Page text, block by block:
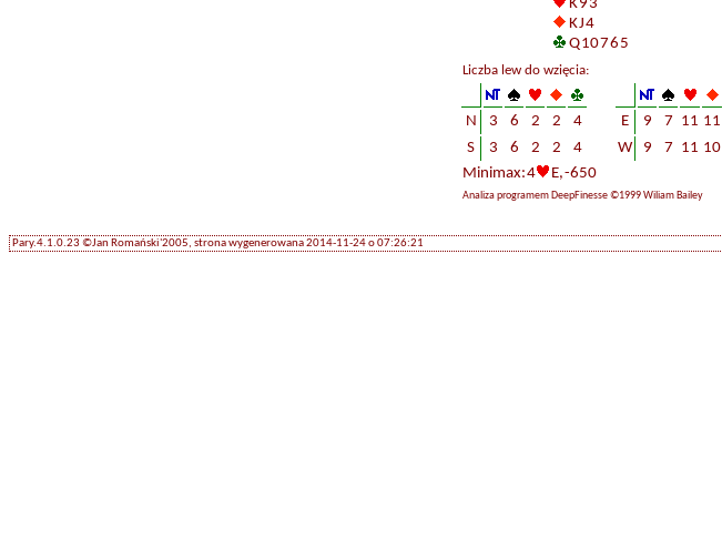
K 9 3
K J 4
Q 10 7 6 5
Liczba lew do wzięcia:
N 3 6 2 2 4 E 9 7 11 11
S
3 6 2 2 4 W 9 7 11 10
Minimax: 4
E, -650
Analiza programem DeepFinesse ©1999 Wiliam Bailey
Pary.4.1.0.23 ©Jan Romański'2005, strona wygenerowana 2014-11-24 o 07:26:21